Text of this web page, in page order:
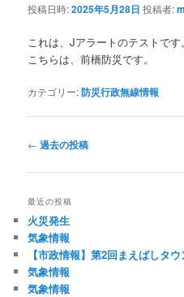
投稿日時:2025年5月28日 投稿者:
これは、Jアラートのテストです。
こちらは、前橋防災です。
カテゴリー:防災行政無線情報
投
ナ
ー
シ
ョ
ン
← 過去の投稿
最近の投稿
火災発生
気象情報
【市政情報】第2回まえばしタ
気象情報
気象情報